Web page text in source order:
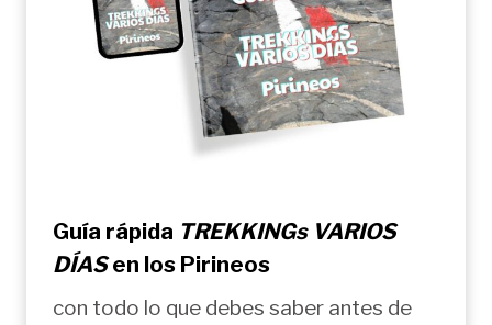
Guía rápida TREKKINGs VARIOS
DÍASen los Pirineos
con todo lo que debes saber antes de